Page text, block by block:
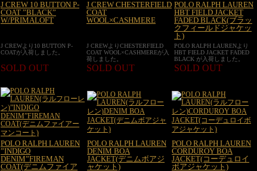
J CREW 10 BUTTON P-
COAT ”BLACK”
W/PRIMALOFT
J CREW CHESTERFIELD
COAT
WOOL×CASHMERE
POLO RALPH LAUREN
HBT FIELD JACKET
FADED BLACK(ブラッ
クフィールドジャケッ
ト)
J CREWより10 BUTTON P-
COATが入荷しました。
J CREWよりCHESTERFIELD
COAT WOOL×CASHMEREが入
荷しました。
POLO RALPH LAURENより
HBT FIELD JACKET FADED
BLACK が入荷しました。
SOLD OUT SOLD OUT SOLD OUT
POLO RALPH LAUREN
”INDIGO
DENIM”FIREMAN
COAT(デニムファイア
POLO RALPH LAUREN
DENIM BOA
JACKET(デニムボアジ
ャケット)
POLO RALPH LAUREN
CORDUROY BOA
JACKET(コーデュロイ
ボアジャケット)